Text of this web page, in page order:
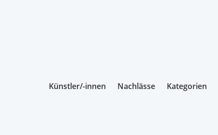
Künstler/-innen Nachlässe Kategorien